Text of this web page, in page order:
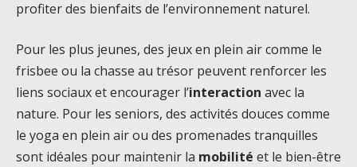
profiter des bienfaits de l’environnement naturel.
Pour les plus jeunes, des jeux en plein air comme le
frisbee ou la chasse au trésor peuvent renforcer les
liens sociaux et encourager l’interaction avec la
nature. Pour les seniors, des activités douces comme
le yoga en plein air ou des promenades tranquilles
sont idéales pour maintenir la mobilité et le bien-être